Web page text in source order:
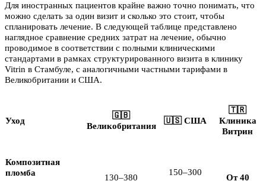
Для иностранных пациентов крайне важно точно понимать, что
можно сделать за один визит и сколько это стоит, чтобы
спланировать лечение. В следующей таблице представлено
наглядное сравнение средних затрат на лечение, обычно
проводимое в соответствии с полными клиническими
стандартами в рамках структурированного визита в клинику
Vitrin в Стамбуле, с аналогичными частными тарифами в
Великобритании и США.
Уход
🇬🇧
Великобритания
🇺🇸 США
🇹🇷
Клиника
Витрин
Композитная
пломба
130–380
150–300
От 40